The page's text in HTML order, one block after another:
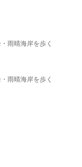
雨晴海岸を歩く
雨晴海岸を歩く